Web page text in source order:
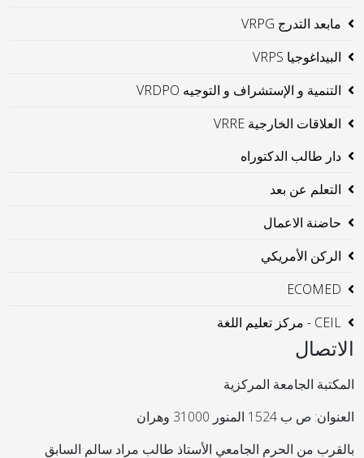
مابعد التدرج VRPG
البيداغوجيا VRPS
التنمية و الإستشراف و التوجيه VRDPO
العلاقات الخارجية VRRE
دار طالب الدكتوراه
التعلم عن بعد
حاضنة الاعمال
الركن الأمريكي
ECOMED
CEIL - مركز تعليم اللغة
الاتصال
المكتبة الجامعة المركزية
العنوان: ص ب 1524 المنور 31000 وهران
بالقرب من الحرم الجامعي الأستاذ طالب مراد سالم السابق